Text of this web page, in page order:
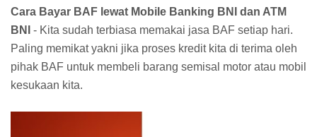
Cara Bayar BAF lewat Mobile Banking BNI dan ATM
BNI - Kita sudah terbiasa memakai jasa BAF setiap hari.
Paling memikat yakni jika proses kredit kita di terima oleh
pihak BAF untuk membeli barang semisal motor atau mobil
kesukaan kita.